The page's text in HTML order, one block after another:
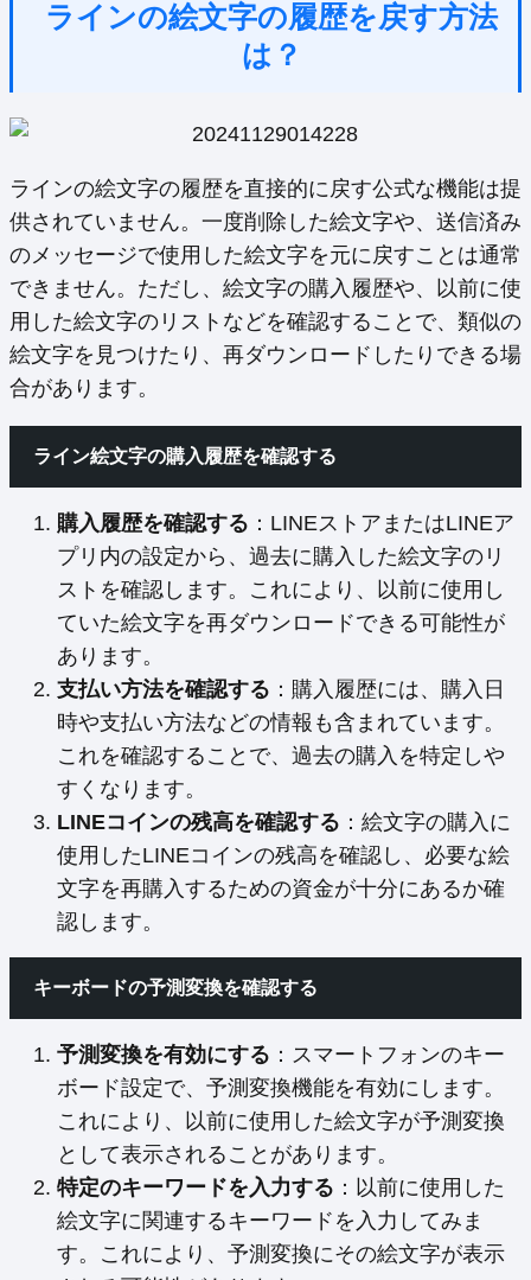
ラインの絵文字の履歴を戻す方法
は？
ラインの絵文字の履歴を直接的に戻す公式な機能は提
供されていません。一度削除した絵文字や、送信済み
のメッセージで使用した絵文字を元に戻すことは通常
できません。ただし、絵文字の購入履歴や、以前に使
用した絵文字のリストなどを確認することで、類似の
絵文字を見つけたり、再ダウンロードしたりできる場
合があります。
ライン絵文字の購入履歴を確認する
購入履歴を確認する ：LINEストアまたはLINEア
プリ内の設定から、過去に購入した絵文字のリ
ストを確認します。これにより、以前に使用し
ていた絵文字を再ダウンロードできる可能性が
あります。
支払い方法を確認する ：購入履歴には、購入日
時や支払い方法などの情報も含まれています。
これを確認することで、過去の購入を特定しや
すくなります。
LINEコインの残高を確認する ：絵文字の購入に
使用したLINEコインの残高を確認し、必要な絵
文字を再購入するための資金が十分にあるか確
認します。
キーボードの予測変換を確認する
予測変換を有効にする ：スマートフォンのキー
ボード設定で、予測変換機能を有効にします。
これにより、以前に使用した絵文字が予測変換
として表示されることがあります。
特定のキーワードを入力する ：以前に使用した
絵文字に関連するキーワードを入力してみま
す。これにより、予測変換にその絵文字が表示